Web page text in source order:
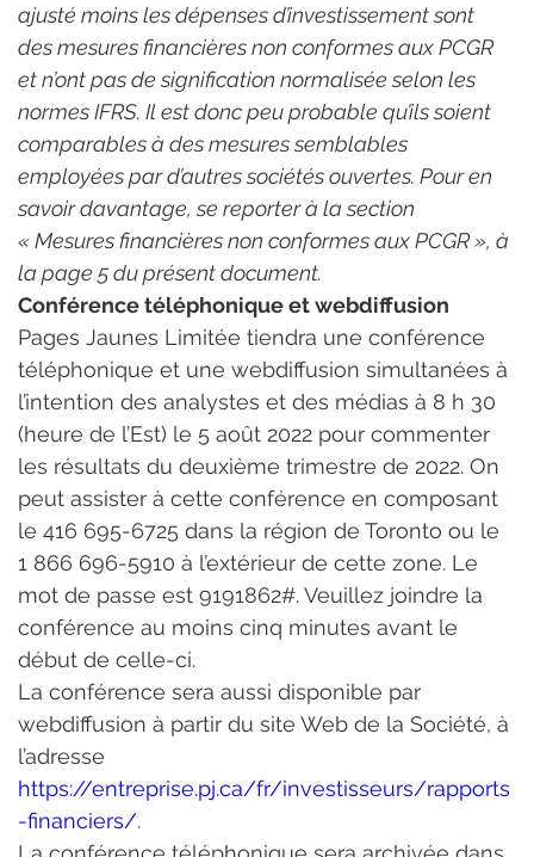
ajusté moins les dépenses d’investissement sont
des mesures financières non conformes aux PCGR
et n’ont pas de signification normalisée selon les
normes IFRS. Il est donc peu probable qu’ils soient
comparables à des mesures semblables
employées par d’autres sociétés ouvertes. Pour en
savoir davantage, se reporter à la section
« Mesures financières non conformes aux PCGR », à
la page 5 du présent document.
Conférence téléphonique et webdiffusion
Pages Jaunes Limitée tiendra une conférence
téléphonique et une webdiffusion simultanées à
l’intention des analystes et des médias à 8 h 30
(heure de l’Est) le 5 août 2022 pour commenter
les résultats du deuxième trimestre de 2022. On
peut assister à cette conférence en composant
le 416 695-6725 dans la région de Toronto ou le
1 866 696-5910 à l’extérieur de cette zone. Le
mot de passe est 9191862#. Veuillez joindre la
conférence au moins cinq minutes avant le
début de celle-ci.
La conférence sera aussi disponible par
webdiffusion à partir du site Web de la Société, à
l’adresse
https://entreprise.pj.ca/fr/investisseurs/rapports
-financiers/.